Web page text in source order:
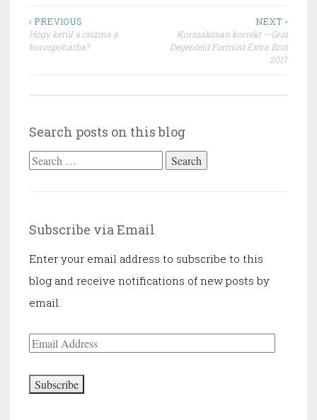
Post
navigation
‹ PREVIOUS
Hogy kerül a csizma a
borospohárba?
NEXT ›
Korszakosan korrekt – Gróf
Degenfeld Furmint Extra Brut
2017
Search posts on this blog
Search
Subscribe via Email
Enter your email address to subscribe to this
blog and receive notifications of new posts by
email.
Email
Subscribe